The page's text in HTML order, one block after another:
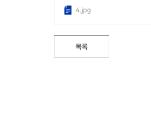
4.jpg
목록